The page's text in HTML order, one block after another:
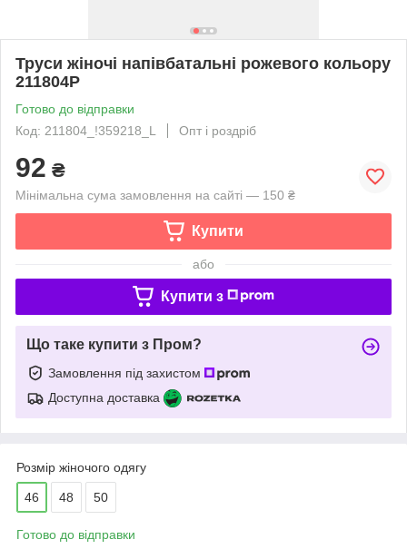
Труси жіночі напівбатальні рожевого кольору
211804P
Готово до відправки
Код: 211804_!359218_L
Опт і роздріб
92 ₴
Мінімальна сума замовлення на сайті — 150 ₴
Купити
або
Купити з
Що таке купити з Пром?
Замовлення під захистом
Доступна доставка
Розмір жіночого одягу
46 48 50
Готово до відправки